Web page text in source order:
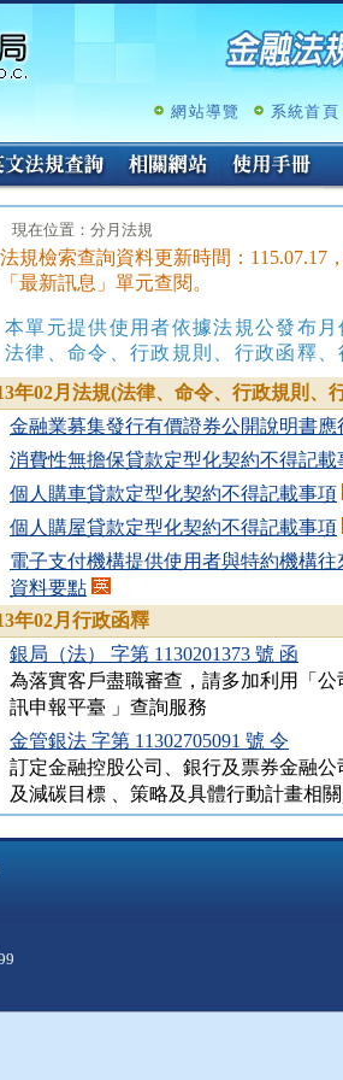
跳
容
網站導覽 系統首頁
現在位置：分月法規
法規檢索查詢資料更新時間：115.07.17
「最新訊息」單元查閱。
本單元提供使用者依據法規公發布
法律、命令、行政規則、行政函釋、
年02月法規(法律、命令、行政規則、
金融業募集發行有價證券公開說明書應
消費性無擔保貸款定型化契約不得記載
個人購車貸款定型化契約不得記載事項
個人購屋貸款定型化契約不得記載事項
電子支付機構提供使用者與特約機構
資料要點
年02月行政函釋
銀局（法） 字第 1130201373 號 函
為落實客戶盡職審查，請多加利用「
訊申報平臺 」查詢服務
金管銀法 字第 11302705091 號 令
訂定金融控股公司、銀行及票券金融
及減碳目標 、策略及具體行動計畫相
行若擬依歐 盟「銀行復原及處置指令
之虞，有違我國法律及銀行法保護存款